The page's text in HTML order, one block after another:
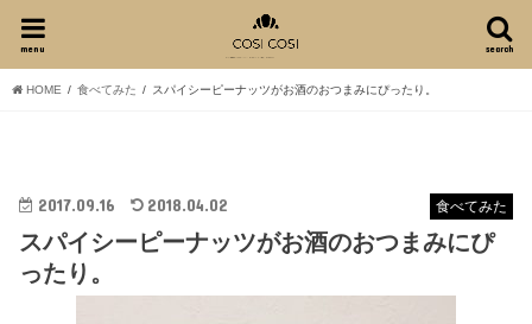
search
menu
HOME 食べてみた スパイシーピーナッツがお酒のおつまみにぴったり。
食べてみた
2017.09.16 2018.04.02
スパイシーピーナッツがお酒のおつまみにぴ
ったり。